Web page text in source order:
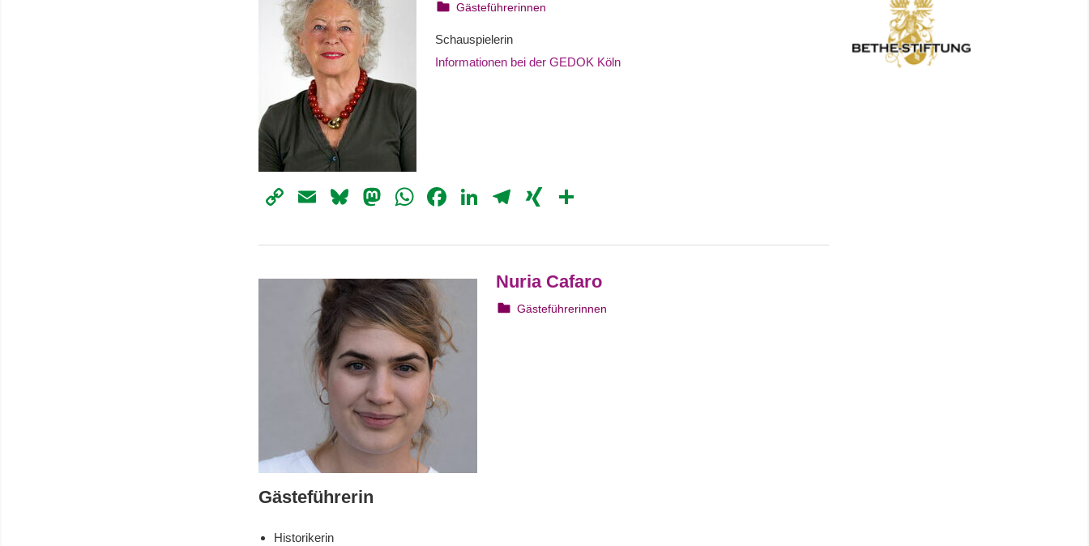
22. August 2023
webmam
Gästeführerinnen
Schauspielerin
Informationen bei der GEDOK Köln
CopyEmailBluesky
Mastodon
WhatsApp
Facebook
LinkedIn
Telegram
XING
Nuria Cafaro
6. August 2023
webmam
Gästeführerinnen
Gästeführerin
Historikerin